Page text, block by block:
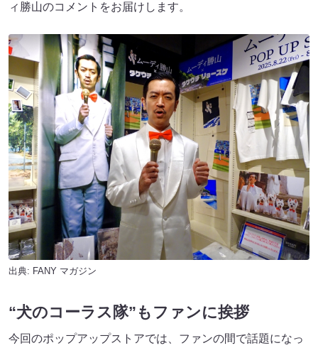
ィ勝山のコメントをお届けします。
出典: FANY マガジン
“犬のコーラス隊”もファンに挨拶
今回のポップアップストアでは、ファンの間で話題になっ